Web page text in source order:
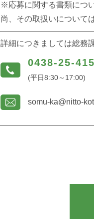
※応募に関する書類につ
尚、その取扱いについて
詳細につきましては総務
0438-25-
(平日8:30～17:00)
somu-ka@nitto-